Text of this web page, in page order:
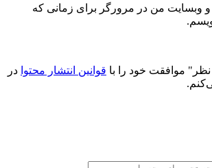
و وبسایت من در مرورگر برای زمانی که
موافقت خود را با قوانین انتشار محتوا در